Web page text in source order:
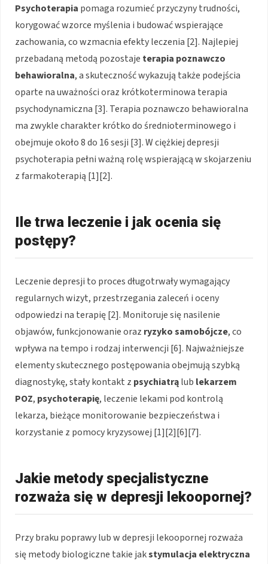
Psychoterapia pomaga rozumieć przyczyny trudności,
korygować wzorce myślenia i budować wspierające
zachowania, co wzmacnia efekty leczenia [2]. Najlepiej
przebadaną metodą pozostaje terapia poznawczo
behawioralna, a skuteczność wykazują także podejścia
oparte na uważności oraz krótkoterminowa terapia
psychodynamiczna [3]. Terapia poznawczo behawioralna
ma zwykle charakter krótko do średnioterminowego i
obejmuje około 8 do 16 sesji [3]. W ciężkiej depresji
psychoterapia pełni ważną rolę wspierającą w skojarzeniu
z farmakoterapią [1][2].
Ile trwa leczenie i jak ocenia się
postępy?
Leczenie depresji to proces długotrwały wymagający
regularnych wizyt, przestrzegania zaleceń i oceny
odpowiedzi na terapię [2]. Monitoruje się nasilenie
objawów, funkcjonowanie oraz ryzyko samobójcze, co
wpływa na tempo i rodzaj interwencji [6]. Najważniejsze
elementy skutecznego postępowania obejmują szybką
diagnostykę, stały kontakt z psychiatrąlub lekarzem
POZ, psychoterapię, leczenie lekami pod kontrolą
lekarza, bieżące monitorowanie bezpieczeństwa i
korzystanie z pomocy kryzysowej [1][2][6][7].
Jakie metody specjalistyczne
rozważa się w depresji lekoopornej?
Przy braku poprawy lub w depresji lekoopornej rozważa
się metody biologiczne takie jakstymulacja elektryczna